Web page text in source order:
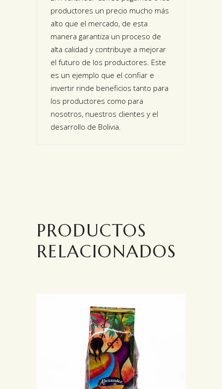
productores un precio mucho más
alto que el mercado, de esta
manera garantiza un proceso de
alta calidad y contribuye a mejorar
el futuro de los productores. Este
es un ejemplo que el confiar e
invertir rinde beneficios tanto para
los productores como para
nosotros, nuestros clientes y el
desarrollo de Bolivia.
PRODUCTOS
RELACIONADOS